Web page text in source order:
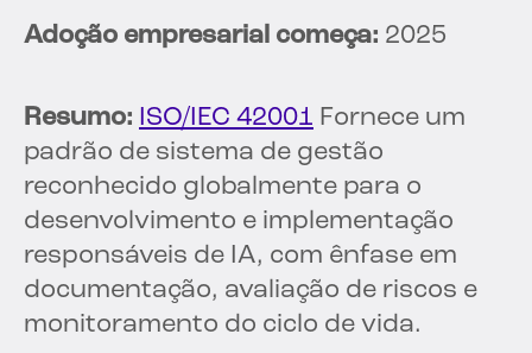
Adoção empresarial começa: 2025
Resumo: ISO/IEC 42001 Fornece um
padrão de sistema de gestão
reconhecido globalmente para o
desenvolvimento e implementação
responsáveis de IA, com ênfase em
documentação, avaliação de riscos e
monitoramento do ciclo de vida.